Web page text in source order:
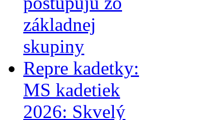
základnej
skupiny
Repre kadetky:
MS kadetiek
2026: Skvelý